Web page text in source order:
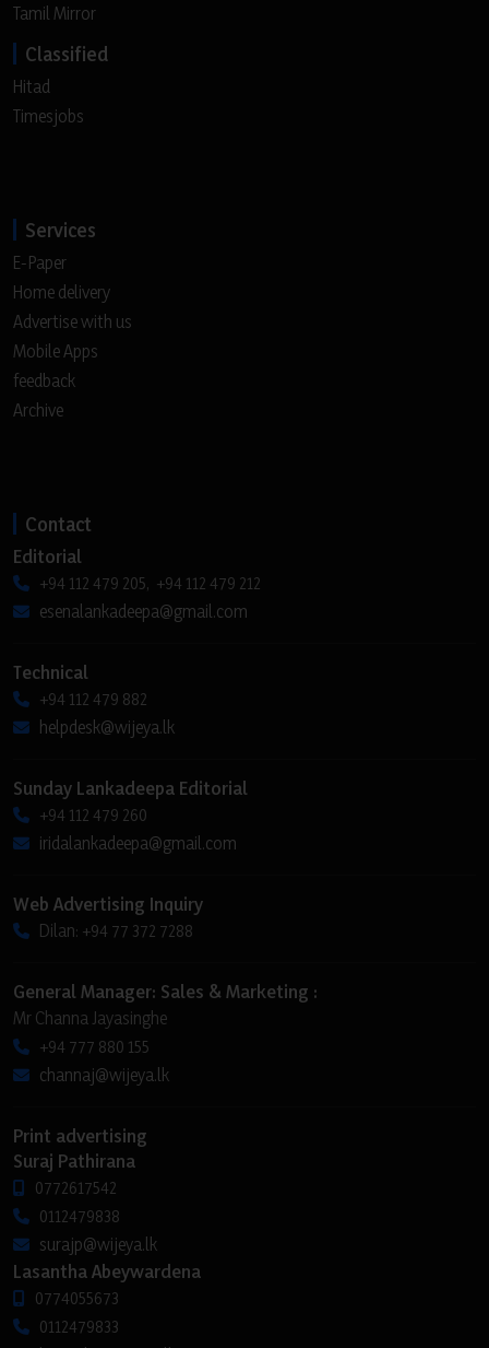
Tamil Mirror
Classified
Hitad
Timesjobs
Services
E-Paper
Home delivery
Advertise with us
Mobile Apps
feedback
Archive
Contact
Editorial
+94 112 479 205, +94 112 479 212
esenalankadeepa@gmail.com
Technical
+94 112 479 882
helpdesk@wijeya.lk
Sunday Lankadeepa Editorial
+94 112 479 260
iridalankadeepa@gmail.com
Web Advertising Inquiry
Dilan: +94 77 372 7288
General Manager: Sales & Marketing :
Mr Channa Jayasinghe
+94 777 880 155
channaj@wijeya.lk
Print advertising
Suraj Pathirana
0772617542
0112479838
surajp@wijeya.lk
Lasantha Abeywardena
0774055673
0112479833